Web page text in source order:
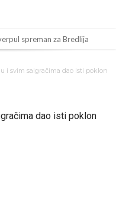
spreman za Bredlija
dobio čudesan stadion od 62
i svim saigračima dao isti poklon
dao isti poklon